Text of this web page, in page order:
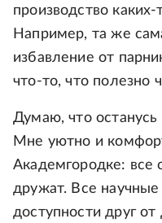
производство
Например, та же
избавление от
что-то, что полезно
Думаю, что
Мне уютно и
Академгородке: все
дружат. Все
доступности друг от